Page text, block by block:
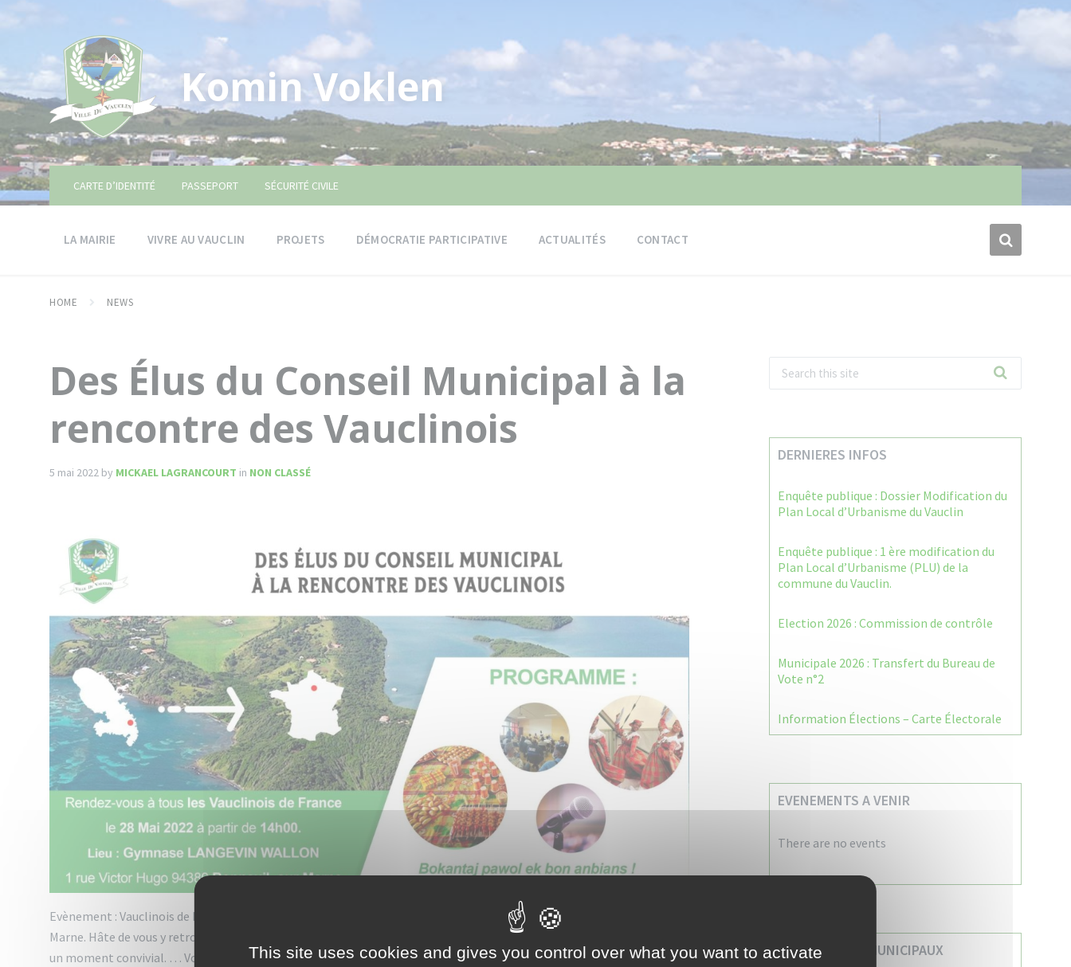
Komin Voklen
CARTE D’IDENTITÉ PASSEPORT SÉCURITÉ CIVILE
LA MAIRIE VIVRE AU VAUCLIN PROJETS DÉMOCRATIE PARTICIPATIVE ACTUALITÉS CONTACT
HOME NEWS
Des Élus du Conseil Municipal à la
rencontre des Vauclinois
5 mai 2022 by MICKAEL LAGRANCOURT in NON CLASSÉ
Evènement : Vauclinois de Métropole, nous venons à votre rencontre ! Rendez-vous le 28 Mai 2022 à Bonneuil Sur
Marne. Hâte de vous y retrouver nombreux afin de vous faire part des projets de développement de la Ville et partager
un moment convivial. … Voir plus
DERNIERES INFOS
Enquête publique : Dossier Modification du
Plan Local d’Urbanisme du Vauclin
Enquête publique : 1 ère modification du
Plan Local d’Urbanisme (PLU) de la
commune du Vauclin.
Election 2026 : Commission de contrôle
Municipale 2026 : Transfert du Bureau de
Vote n°2
Information Élections – Carte Électorale
EVENEMENTS A VENIR
There are no events
VOS SERVICES MUNICIPAUX
This site uses cookies and gives you control over what you want to activate